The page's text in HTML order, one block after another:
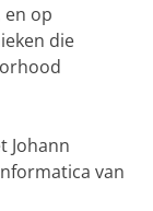
op
die
Johann
van